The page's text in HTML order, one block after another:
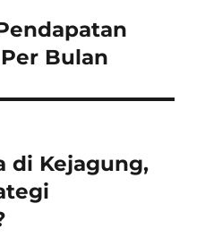
Bulan
di Kejagung,